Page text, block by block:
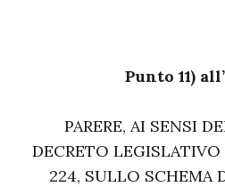
Punto 11)
PARERE, AI SENSI
DECRETO
224, SULLO SCHEMA